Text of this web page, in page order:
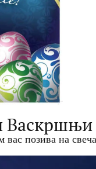
Васкршњи
вас позива на